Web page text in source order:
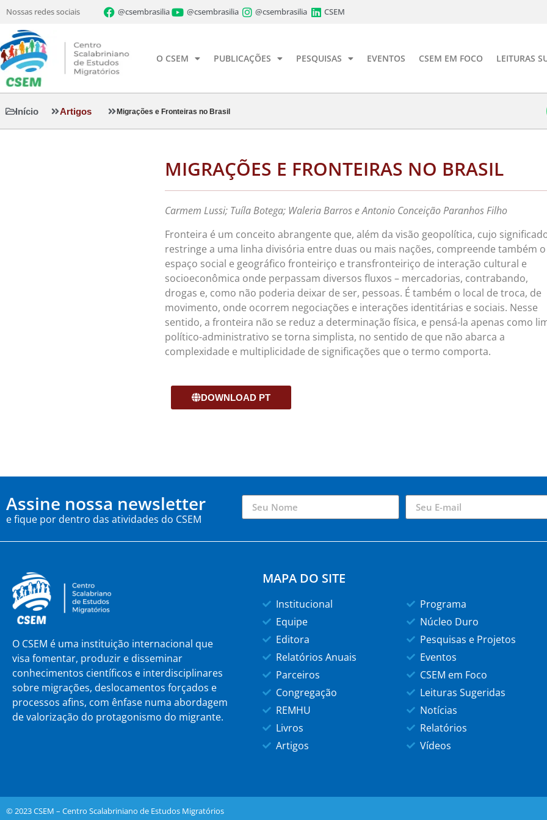
Nossas redes sociais @csembrasilia @csembrasilia @csembrasilia CSEM
O CSEM PUBLICAÇÕES PESQUISAS EVENTOS CSEM EM FOCO LEITURAS
Início Artigos Migrações e Fronteiras no Brasil
MIGRAÇÕES E FRONTEIRAS NO BRASIL
Carmem Lussi; Tuíla Botega; Waleria Barros e Antonio Conceição Paranhos Filho
Fronteira é um conceito abrangente que, além da visão geopolítica, cujo
restringe a uma linha divisória entre duas ou mais nações, compreende também o
espaço social e geográfico fronteiriço e transfronteiriço de interação cultural e
socioeconômica onde perpassam diversos fluxos – mercadorias, contrabando,
drogas e, como não poderia deixar de ser, pessoas. É também o local de troca, de
movimento, onde ocorrem negociações e interações identitárias e sociais. Nesse
sentido, a fronteira não se reduz a determinação física, e pensá-la apenas como
político-administrativo se torna simplista, no sentido de que não abarca a
complexidade e multiplicidade de significações que o termo comporta.
DOWNLOAD PT
Assine nossa newsletter
e fique por dentro das atividades do CSEM
O CSEM é uma instituição internacional que
visa fomentar, produzir e disseminar
conhecimentos científicos e interdisciplinares
sobre migrações, deslocamentos forçados e
processos afins, com ênfase numa abordagem
de valorização do protagonismo do migrante.
MAPA DO SITE
Institucional
Equipe
Editora
Relatórios Anuais
Parceiros
Congregação
REMHU
Livros
Artigos
Programa
Núcleo Duro
Pesquisas e Projetos
Eventos
CSEM em Foco
Leituras Sugeridas
Notícias
Relatórios
Vídeos
© 2023 CSEM – Centro Scalabriniano de Estudos Migratórios